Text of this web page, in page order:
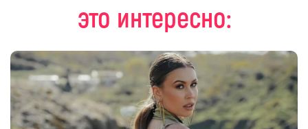
это интересно: